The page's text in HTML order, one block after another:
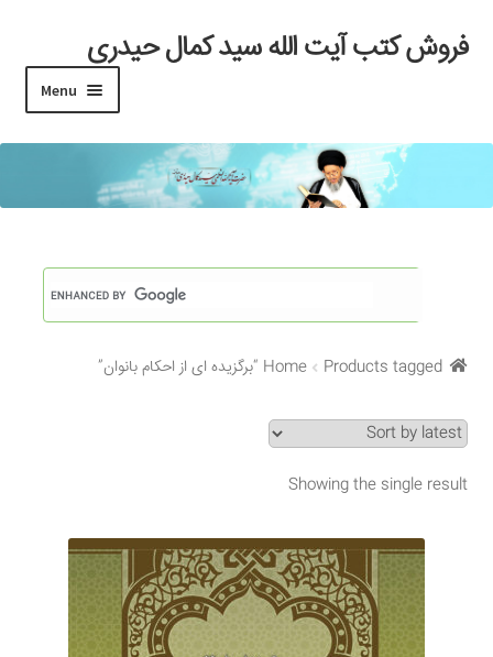
Skip
to
Skip
to
فروش کتب آیت الله سید کمال حیدری
Menu
خانه
#97 (بدون عنوان)
Checkout
My account
Search Results
Shop
برگه نمونه
برگه نمونه
Home Products tagged “برگزیده ای از احکام بانوان”
Showing the single result